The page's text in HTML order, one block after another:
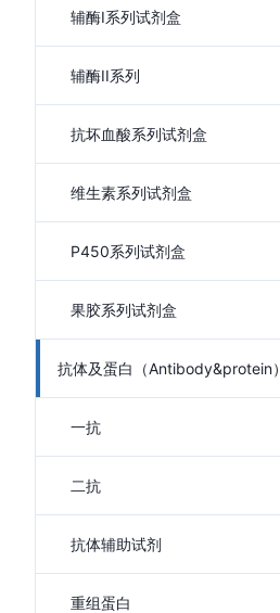
辅酶I系列试剂盒
辅酶II系列
抗坏血酸系列试剂盒
维生素系列试剂盒
P450系列试剂盒
果胶系列试剂盒
抗体及蛋白（Antibody&protein）
一抗
二抗
抗体辅助试剂
重组蛋白